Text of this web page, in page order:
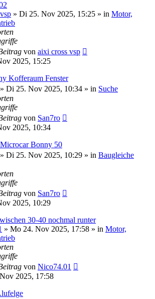
» Di 25. Nov 2025, 15:25 » in Motor,
von aixi cross vsp
2025, 15:25
Kofferaum Fenster
» Di 25. Nov 2025, 10:34 » in Suche
von San7ro
2025, 10:34
Bonny 50
» Di 25. Nov 2025, 10:29 » in Baugleiche
von San7ro
2025, 10:29
30-40 nochmal runter
» Mo 24. Nov 2025, 17:58 » in Motor,
von Nico74.01
2025, 17:58